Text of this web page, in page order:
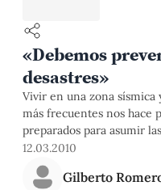
«Debemos
desastres»
Vivir en una zona sísmica
más frecuentes nos hace
preparados para asumir
gran intensidad? El
Maestría en Gerencia
prevención y mitigación
12.03.2010
Gilberto